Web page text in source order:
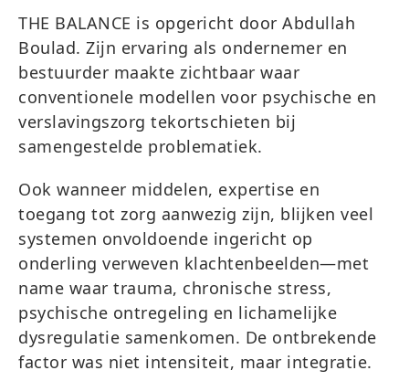
THE BALANCE is opgericht door Abdullah
Boulad. Zijn ervaring als ondernemer en
bestuurder maakte zichtbaar waar
conventionele modellen voor psychische en
verslavingszorg tekortschieten bij
samengestelde problematiek.
Ook wanneer middelen, expertise en
toegang tot zorg aanwezig zijn, blijken veel
systemen onvoldoende ingericht op
onderling verweven klachtenbeelden—met
name waar trauma, chronische stress,
psychische ontregeling en lichamelijke
dysregulatie samenkomen. De ontbrekende
factor was niet intensiteit, maar integratie.